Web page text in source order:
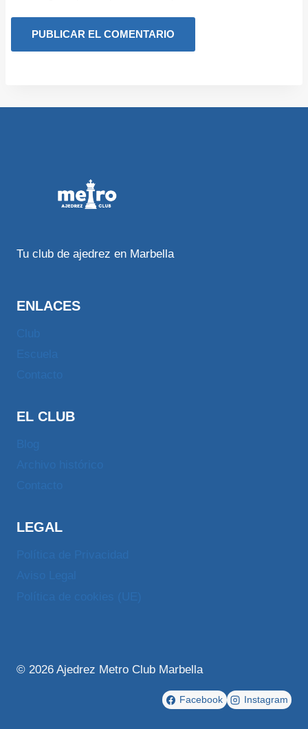
Tu club de ajedrez en Marbella
ENLACES
EL CLUB
LEGAL
© 2026 Ajedrez Metro Club Marbella
Facebook Instagram